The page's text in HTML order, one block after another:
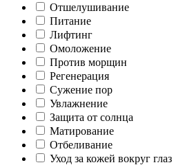
Отшелушивание
Питание
Лифтинг
Омоложение
Против морщин
Регенерация
Сужение пор
Увлажнение
Защита от солнца
Матирование
Отбеливание
Уход за кожей вокруг глаз